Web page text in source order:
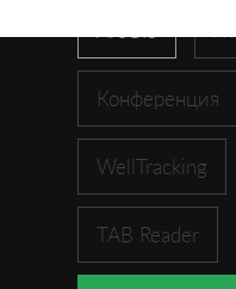
Конференция
WellTracking
TAB Reader